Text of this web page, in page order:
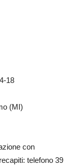
18
(MI)
con
telefono 39